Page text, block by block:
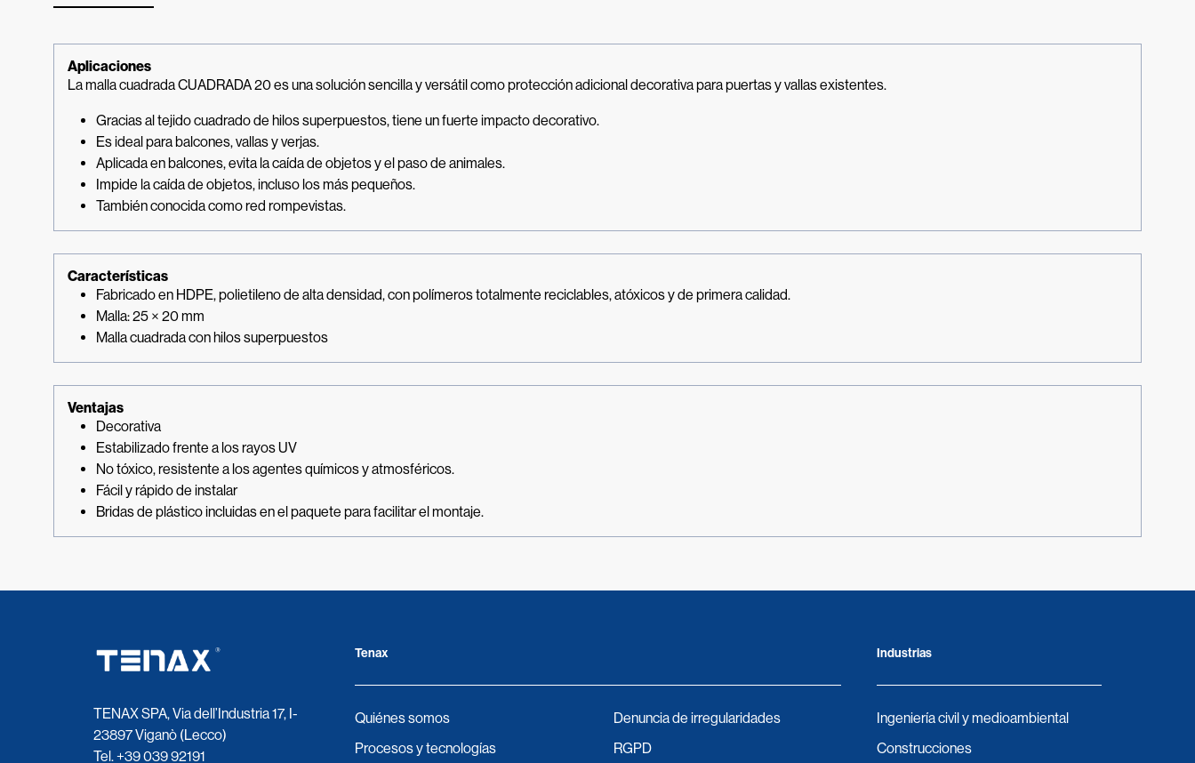
Aplicaciones
La malla cuadrada CUADRADA 20 es una solución sencilla y versátil como protección adicional decorativa para puertas y vallas existentes.
Gracias al tejido cuadrado de hilos superpuestos, tiene un fuerte impacto decorativo.
Es ideal para balcones, vallas y verjas.
Aplicada en balcones, evita la caída de objetos y el paso de animales.
Impide la caída de objetos, incluso los más pequeños.
También conocida como red rompevistas.
Características
Fabricado en HDPE, polietileno de alta densidad, con polímeros totalmente reciclables, atóxicos y de primera calidad.
Malla: 25 × 20 mm
Malla cuadrada con hilos superpuestos
Ventajas
Decorativa
Estabilizado frente a los rayos UV
No tóxico, resistente a los agentes químicos y atmosféricos.
Fácil y rápido de instalar
Bridas de plástico incluidas en el paquete para facilitar el montaje.
TENAX SPA, Via dell’Industria 17, I-
23897 Viganò (Lecco)
Tel.+39 039 92191
Tenax
Quiénes somos
Procesos y tecnologías
Denuncia de irregularidades
RGPD
Industrias
Ingeniería civil y medioambiental
Construcciones